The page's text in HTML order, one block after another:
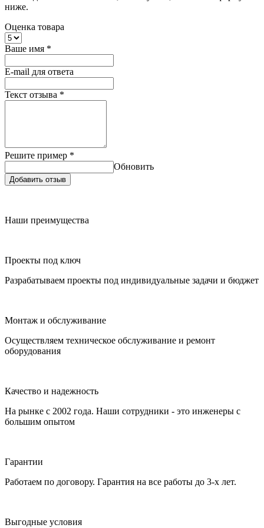
ниже.
Оценка товара
Ваше имя *
E-mail для ответа
Текст отзыва *
Решите пример *
Обновить
Добавить отзыв
Наши преимущества
Проекты под ключ
Разрабатываем проекты под индивидуальные задачи и бюджет
Монтаж и обслуживание
Осуществляем техническое обслуживание и ремонт
оборудования
Качество и надежность
На рынке с 2002 года. Наши сотрудники - это инженеры с
большим опытом
Гарантии
Работаем по договору. Гарантия на все работы до 3-х лет.
Выгодные условия